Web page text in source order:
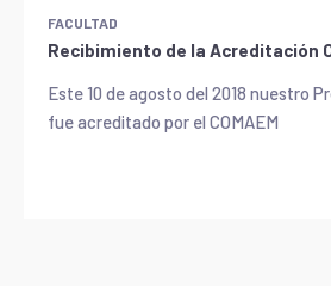
FACULTAD
Recibimiento de la Acreditación
Este 10 de agosto del 2018 nuestro
fue acreditado por el COMAEM